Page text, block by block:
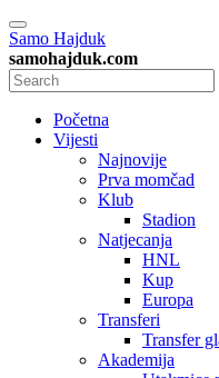
Samo Hajduk
samohajduk.com
Početna
Vijesti
Najnovije
Prva momčad
Klub
Stadion
Natjecanja
HNL
Kup
Europa
Transferi
Transfer
Akademija